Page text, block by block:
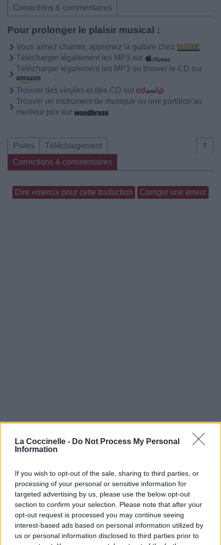
La Coccinelle - Do Not Process My Personal
Information
If you wish to opt-out of the sale, sharing to third parties, or
processing of your personal or sensitive information for
targeted advertising by us, please use the below opt-out
section to confirm your selection. Please note that after your
opt-out request is processed you may continue seeing
interest-based ads based on personal information utilized by
us or personal information disclosed to third parties prior to
Corrections & commentaires
Pour prolonger le plaisir musical :
Vous aimez chanter, apprenez la guitare chez
Télécharger légalement les MP3 sur
Télécharger légalement les MP3 ou trouver le CD sur
Trouver des vinyles et des CD sur
Trouver un instrument de musique ou une partition au
meilleur prix sur
⇑
Pistes
Téléchargement
Corrections & commentaires
Dire «merci» pour cette traduction Corriger une erreur